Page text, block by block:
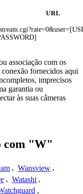
URL
associação com os
fornecidos aqui
imprecisos
garantia ou
às suas câmeras
com "W"
, Wansview ,
, Watashi ,
,